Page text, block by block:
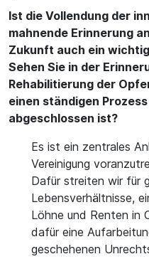
Ist die Vollendung der
mahnende Erinnerung
Zukunft auch ein
Sehen Sie in der
Rehabilitierung der
einen ständigen
abgeschlossen ist?
Es ist ein zentrales
Vereinigung
Dafür streiten wir für
Lebensverhältnisse,
Löhne und Renten in
dafür eine
geschehenen